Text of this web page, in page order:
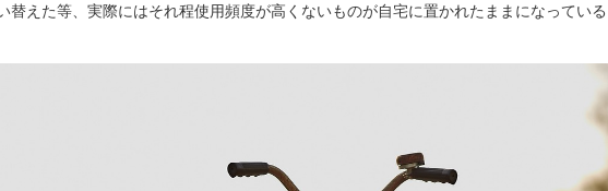
替えた等、実際にはそれ程使用頻度が高くないものが自宅に置かれたままになっている